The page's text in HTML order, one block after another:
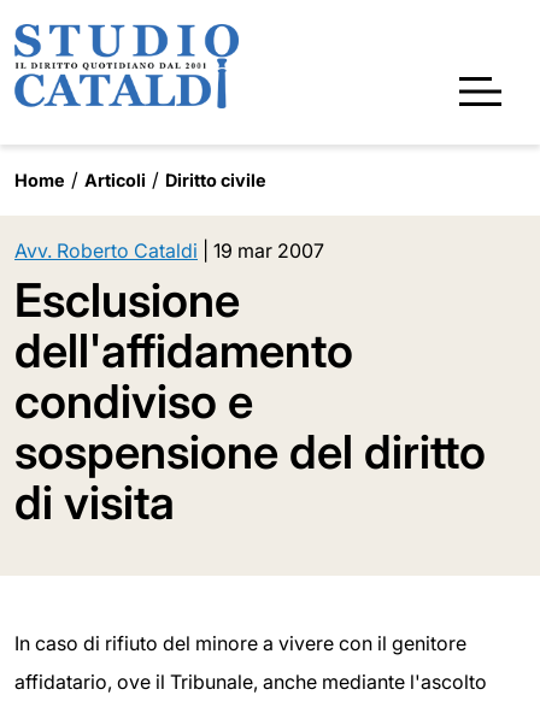
Home Articoli Diritto civile
Avv. Roberto Cataldi 19 mar 2007
Esclusione
dell'affidamento
condiviso e
sospensione del diritto
di visita
In caso di rifiuto del minore a vivere con il genitore
affidatario, ove il Tribunale, anche mediante l'ascolto